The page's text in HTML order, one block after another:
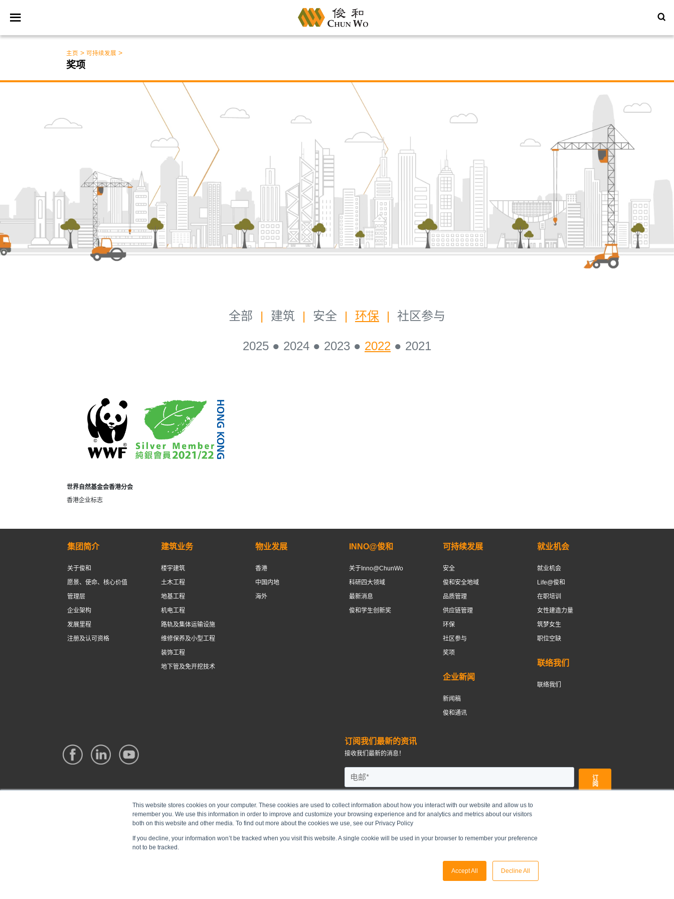
This website stores cookies on your computer. These cookies are used to collect information about how you interact with our website and allow us to
remember you. We use this information in order to improve and customize your browsing experience and for analytics and metrics about our visitors
both on this website and other media. To find out more about the cookies we use, see our Privacy Policy
If you decline, your information won’t be tracked when you visit this website. A single cookie will be used in your browser to remember your preference
not to be tracked.
Accept All Decline All
主页 > 可持续发展 >
奖项
全部 | 建筑 | 安全 | 环保 | 社区参与
2025 ● 2024 ● 2023 ● 2022 ● 2021
世界自然基金会香港分会
香港企业标志
集团简介
关于俊和
愿景、使命、核心价值
管理层
企业架构
发展里程
注册及认可资格
建筑业务
楼宇建筑
土木工程
地基工程
机电工程
路轨及集体运输设施
维修保养及小型工程
装饰工程
地下管及免开挖技术
物业发展
香港
中国内地
海外
INNO@俊和
关于Inno@ChunWo
科研四大领域
最新消息
俊和学生创新奖
可持续发展
安全
俊和安全地域
品质管理
供应链管理
环保
社区参与
奖项
企业新闻
新闻稿
俊和通讯
就业机会
就业机会
Life@俊和
在职培训
女性建造力量
筑梦女生
职位空缺
联络我们
联络我们
订阅我们最新的资讯
接收我们最新的消息！